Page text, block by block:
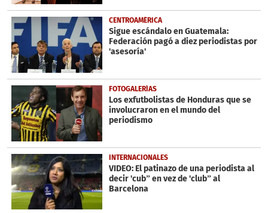
CENTROAMÉRICA
Sigue escándalo en Guatemala:
Federación pagó a diez periodistas por
'asesoría'
FOTOGALERÍAS
Los exfutbolistas de Honduras que se
involucraron en el mundo del
periodismo
INTERNACIONALES
VIDEO: El patinazo de una periodista al
decir 'cub” en vez de 'club” al
Barcelona